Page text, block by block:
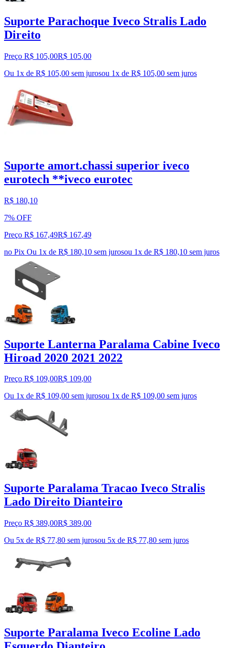
Suporte Parachoque Iveco Stralis Lado
Direito
Preço R$ 105,00R$ 105,00
Ou 1x de R$ 105,00 sem jurosou 1x de R$ 105,00 sem juros
Suporte amort.chassi superior iveco
eurotech **iveco eurotec
R$ 180,10
7% OFF
Preço R$ 167,49R$ 167,49
no Pix Ou 1x de R$ 180,10 sem jurosou 1x de R$ 180,10 sem juros
Suporte Lanterna Paralama Cabine Iveco
Hiroad 2020 2021 2022
Preço R$ 109,00R$ 109,00
Ou 1x de R$ 109,00 sem jurosou 1x de R$ 109,00 sem juros
Suporte Paralama Tracao Iveco Stralis
Lado Direito Dianteiro
Preço R$ 389,00R$ 389,00
Ou 5x de R$ 77,80 sem jurosou 5x de R$ 77,80 sem juros
Suporte Paralama Iveco Ecoline Lado